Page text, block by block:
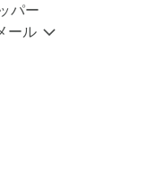
オフラインで動作
セサリーでアバタ
のスタイルを作り
パー
ール